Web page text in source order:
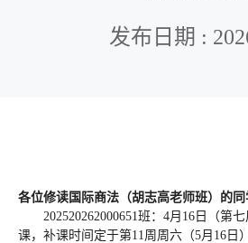
发布日期 :
各位修读国际商法（胡志高老师班）的同
202520262000651班：4月16日（第
课，补课时间定于第11周周六（5月16日